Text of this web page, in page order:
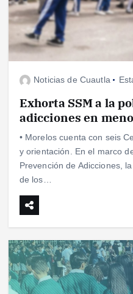
Noticias de Cuautla
Exhorta SSM a la
adicciones en
• Morelos cuenta con seis
y orientación. En el marco
Prevención de Adicciones,
de los…